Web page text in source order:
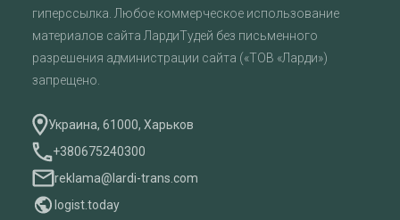
гиперссылка. Любое коммерческое использование
материалов сайта ЛардиТудей без письменного
разрешения администрации сайта («ТОВ «Ларди»)
запрещено.
Украина, 61000, Харьков
+380675240300
reklama@lardi-trans.com
logist.today